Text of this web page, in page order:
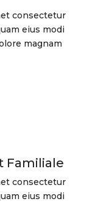
consectetur
eius modi
magnam
Familiale
consectetur
eius modi